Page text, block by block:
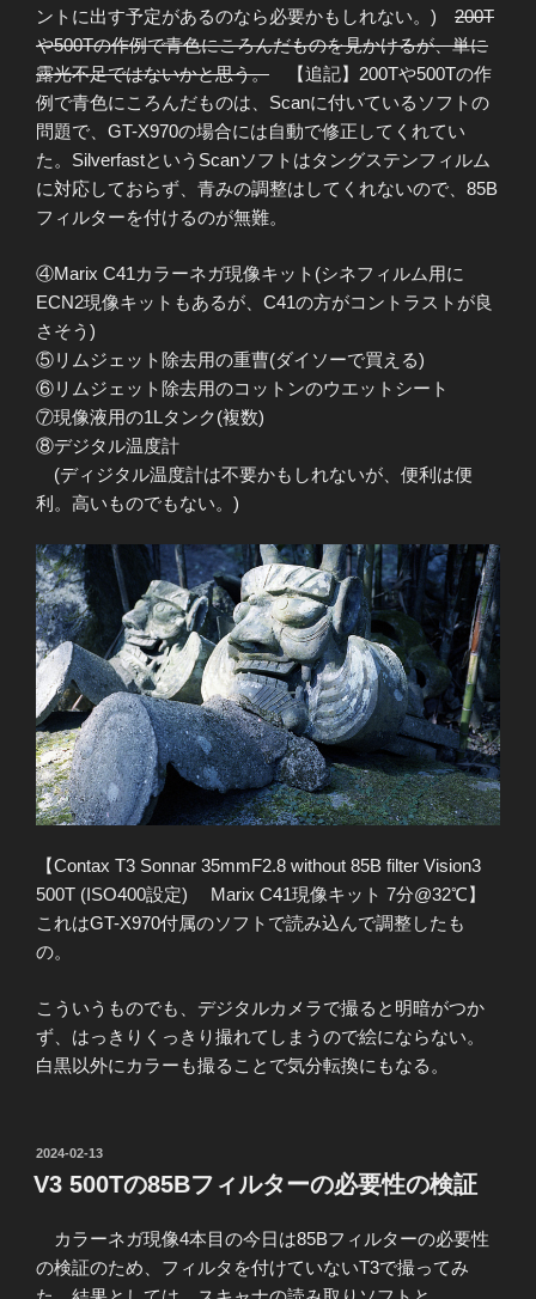
ントに出す予定があるのなら必要かもしれない。) 200T
や500Tの作例で青色にころんだものを見かけるが、単に
露光不足ではないかと思う。 【追記】200Tや500Tの作
例で青色にころんだものは、Scanに付いているソフトの
問題で、GT-X970の場合には自動で修正してくれてい
た。SilverfastというScanソフトはタングステンフィルム
に対応しておらず、青みの調整はしてくれないので、85B
フィルターを付けるのが無難。
④Marix C41カラーネガ現像キット(シネフィルム用に
ECN2現像キットもあるが、C41の方がコントラストが良
さそう)
⑤リムジェット除去用の重曹(ダイソーで買える)
⑥リムジェット除去用のコットンのウエットシート
⑦現像液用の1Lタンク(複数)
⑧デジタル温度計
(ディジタル温度計は不要かもしれないが、便利は便
利。高いものでもない。)
【Contax T3 Sonnar 35mmF2.8 without 85B filter Vision3
500T (ISO400設定) Marix C41現像キット 7分@32℃】
これはGT-X970付属のソフトで読み込んで調整したも
の。
こういうものでも、デジタルカメラで撮ると明暗がつか
ず、はっきりくっきり撮れてしまうので絵にならない。
白黒以外にカラーも撮ることで気分転換にもなる。
投
稿
日:
2024-02-13
V3 500Tの85Bフィルターの必要性の検証
カラーネガ現像4本目の今日は85Bフィルターの必要性
の検証のため、フィルタを付けていないT3で撮ってみ